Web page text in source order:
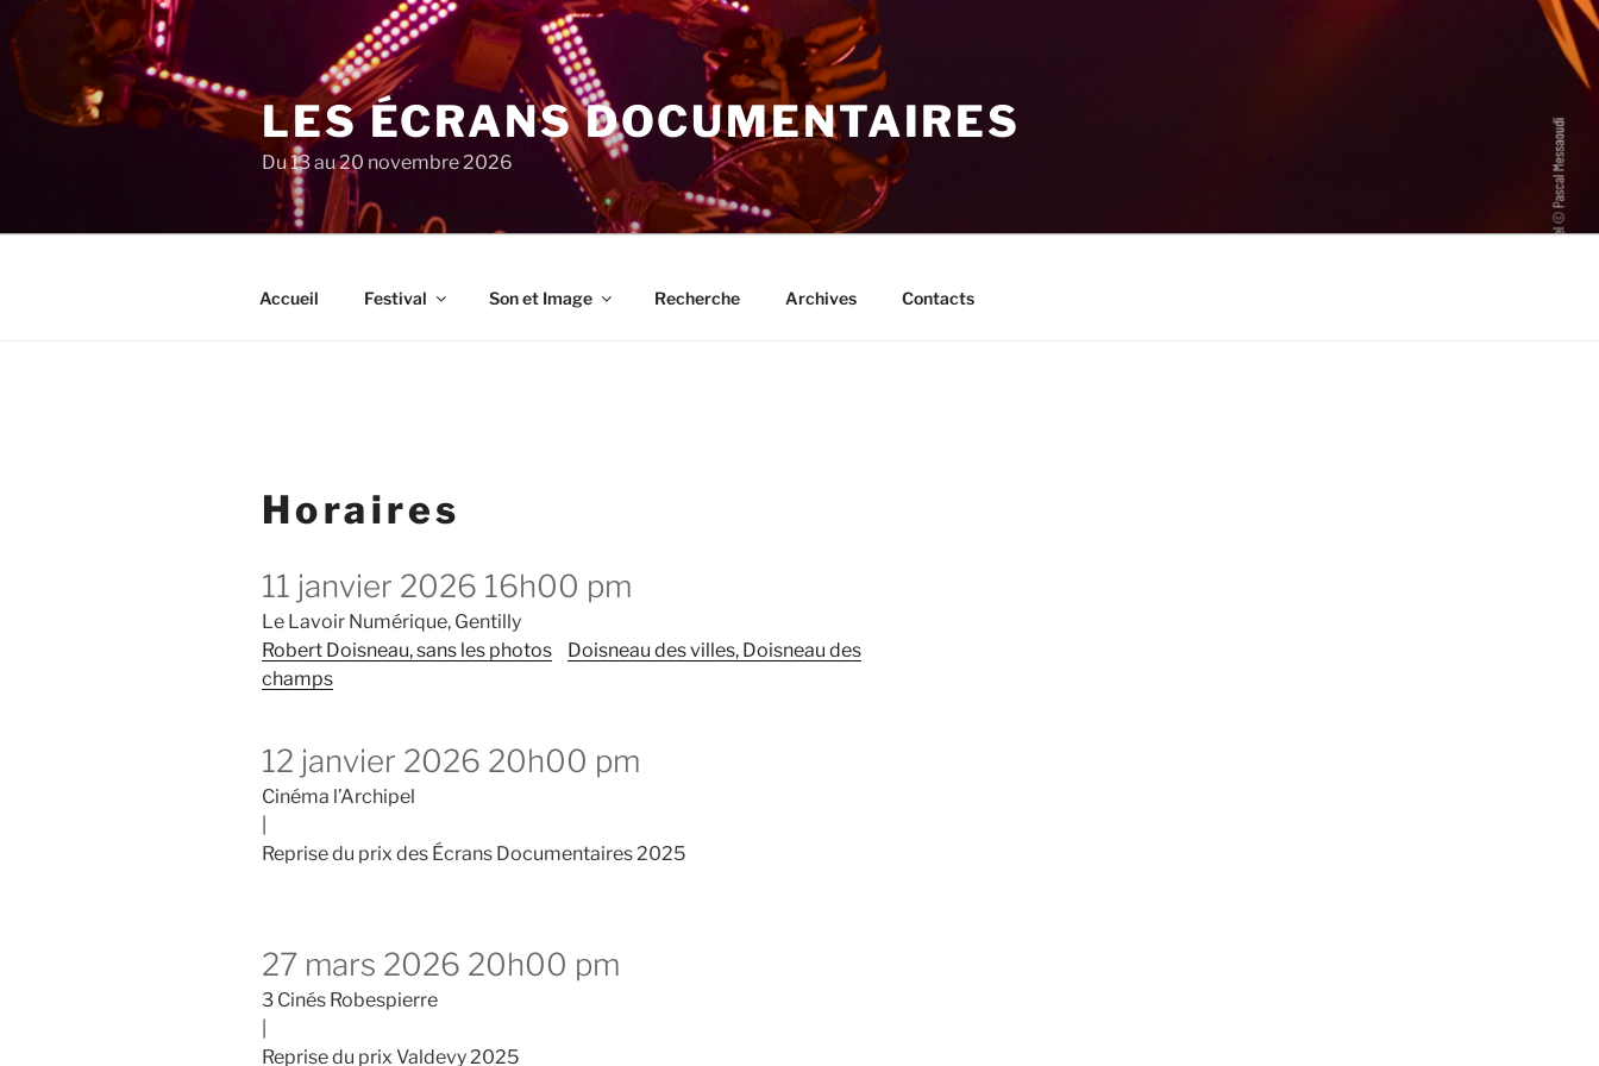
au
contenu
principal
LES ÉCRANS DOCUMENTAIRES
Du 13 au 20 novembre 2026
Accueil Festival Son et Image Recherche Archives Contacts
Horaires
11 janvier 2026 16h00 pm
Le Lavoir Numérique, Gentilly
Robert Doisneau, sans les photos
Doisneau des villes, Doisneau des
champs
12 janvier 2026 20h00 pm
Cinéma l’Archipel
Reprise du prix des Écrans Documentaires 2025
27 mars 2026 20h00 pm
3 Cinés Robespierre
Reprise du prix Valdevy 2025